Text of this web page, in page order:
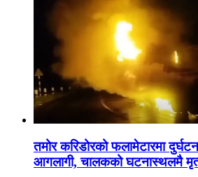
तमोर करिडोरको फलामेटारमा
आगलागी, चालकको घटनास्थलमै